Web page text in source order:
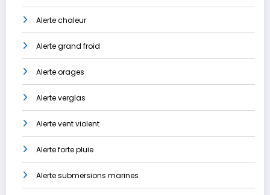
Alerte chaleur
Alerte grand froid
Alerte orages
Alerte verglas
Alerte vent violent
Alerte forte pluie
Alerte submersions marines